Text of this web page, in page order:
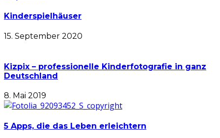
Kinderspielhäuser
15. September 2020
Kizpix – professionelle Kinderfotografie in ganz
Deutschland
8. Mai 2019
5 Apps, die das Leben erleichtern